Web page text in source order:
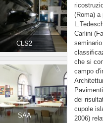
CLS2
SAA
(Roma) a
Carlini
che si
campo
dei
cupole
2006)